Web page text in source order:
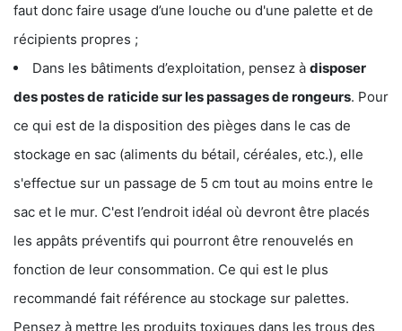
faut donc faire usage d’une louche ou d'une palette et de
récipients propres ;
Dans les bâtiments d’exploitation, pensez à disposer
des postes de raticide sur les passages de rongeurs. Pour
ce qui est de la disposition des pièges dans le cas de
stockage en sac (aliments du bétail, céréales, etc.), elle
s'effectue sur un passage de 5 cm tout au moins entre le
sac et le mur. C'est l’endroit idéal où devront être placés
les appâts préventifs qui pourront être renouvelés en
fonction de leur consommation. Ce qui est le plus
recommandé fait référence au stockage sur palettes.
Pensez à mettre les produits toxiques dans les trous des